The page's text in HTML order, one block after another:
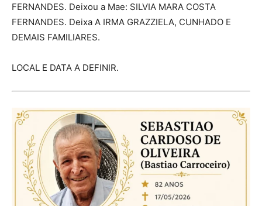
FERNANDES. Deixou a Mae: SILVIA MARA COSTA
FERNANDES. Deixa A IRMA GRAZZIELA, CUNHADO E
DEMAIS FAMILIARES.
LOCAL E DATA A DEFINIR.